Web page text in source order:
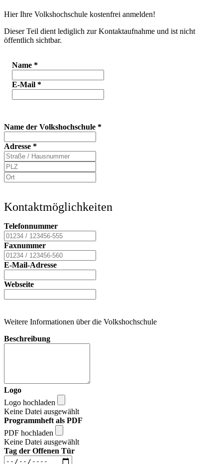
Hier Ihre Volkshochschule kostenfrei anmelden!
Dieser Teil dient lediglich zur Kontaktaufnahme und ist nicht
öffentlich sichtbar.
Name *
E-Mail *
Name der Volkshochschule *
Adresse *
Kontaktmöglichkeiten
Telefonnummer
Faxnummer
E-Mail-Adresse
Webseite
Weitere Informationen über die Volkshochschule
Beschreibung
Logo
Logo hochladen
Keine Datei ausgewählt
Programmheft als PDF
PDF hochladen
Keine Datei ausgewählt
Tag der Offenen Tür